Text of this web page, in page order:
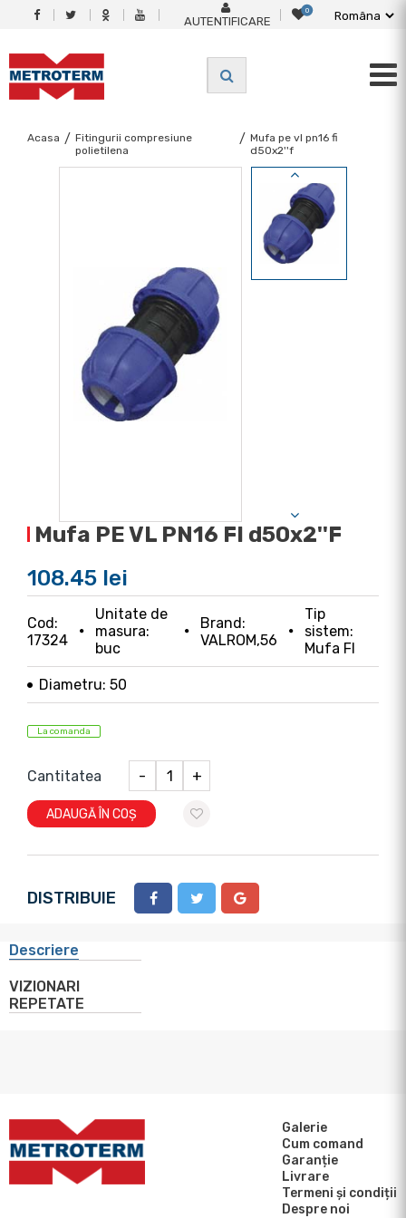
AUTENTIFICARE
0
Acasa / Fitingurii compresiune
polietilena
/ Mufa pe vl pn16 fi
d50x2''f
Mufa PE VL PN16 FI d50x2''F
108.45 lei
Cod:
17324
Unitate de
masura:
buc
Brand:
VALROM,56
Tip
sistem:
Mufa FI
Diametru: 50
La comanda
Cantitatea - +
ADAUGĂ ÎN COȘ
DISTRIBUIE
Descriere
VIZIONARI
REPETATE
Galerie
Cum comand
Garanție
Livrare
Termeni și condiții
Despre noi